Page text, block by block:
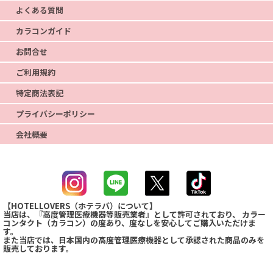
よくある質問
カラコンガイド
お問合せ
ご利用規約
特定商法表記
プライバシーポリシー
会社概要
【HOTELLOVERS（ホテラバ）について】
当店は、『高度管理医療機器等販売業者』として許可されており、 カラー
コンタクト（カラコン）の度あり、度なしを安心してご購入いただけま
す。
また当店では、日本国内の高度管理医療機器として承認された商品のみを
販売しております。